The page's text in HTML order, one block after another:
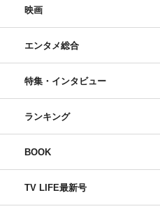
映画
エンタメ総合
特集・インタビュー
ランキング
BOOK
TV LIFE最新号